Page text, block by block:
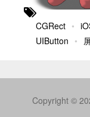
CGRect
UIButton
Copyright ©